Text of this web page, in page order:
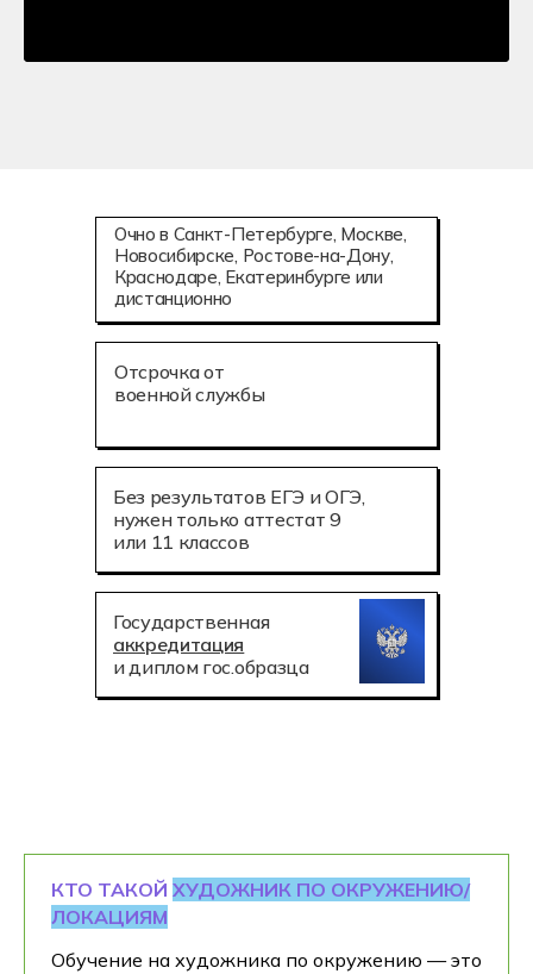
Государственная
аккредитация
и диплом гос.образца
Отсрочка от
военной службы
Без результатов ЕГЭ и ОГЭ,
нужен только аттестат 9
или 11 классов
Очно в Санкт-Петербурге, Москве,
Новосибирске, Ростове-на-Дону,
Краснодаре, Екатеринбурге или
дистанционно
КТО ТАКОЙ ХУДОЖНИК ПО ОКРУЖЕНИЮ/
ЛОКАЦИЯМ
Обучение на художника по окружению — это